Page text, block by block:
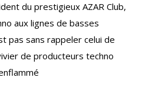
du prestigieux AZAR Club,
aux lignes de basses
pas sans rappeler celui de
de producteurs techno